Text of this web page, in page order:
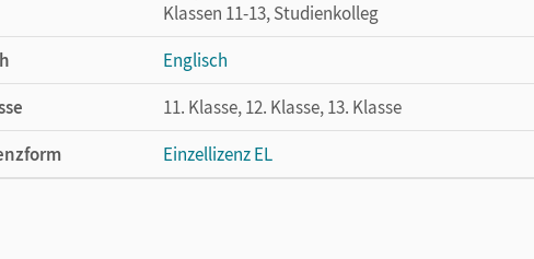
Klassen 11-13, Studienkolleg
Englisch
11. Klasse, 12. Klasse, 13. Klasse
Einzellizenz EL